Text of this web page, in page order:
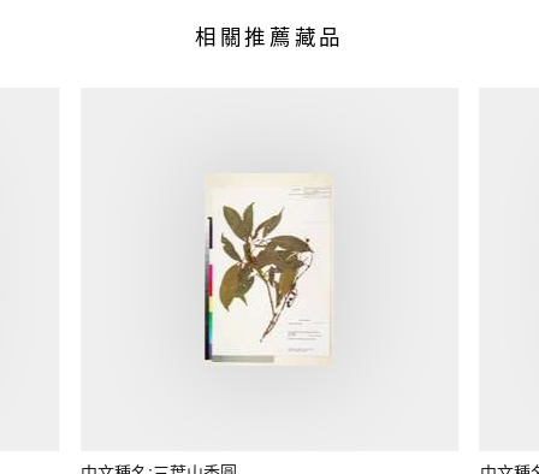
相關推薦藏品